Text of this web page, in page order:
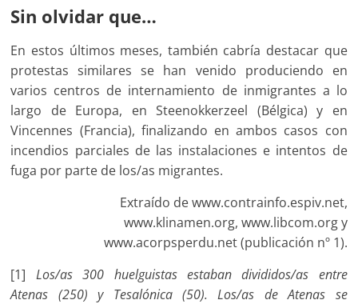
Sin olvidar que…
En estos últimos meses, también cabría destacar que
protestas similares se han venido produciendo en
varios centros de internamiento de inmigrantes a lo
largo de Europa, en Steenokkerzeel (Bélgica) y en
Vincennes (Francia), finalizando en ambos casos con
incendios parciales de las instalaciones e intentos de
fuga por parte de los/as migrantes.
Extraído de www.contrainfo.espiv.net,
www.klinamen.org, www.libcom.org y
www.acorpsperdu.net (publicación nº 1).
[1] Los/as 300 huelguistas estaban divididos/as entre
Atenas (250) y Tesalónica (50). Los/as de Atenas se